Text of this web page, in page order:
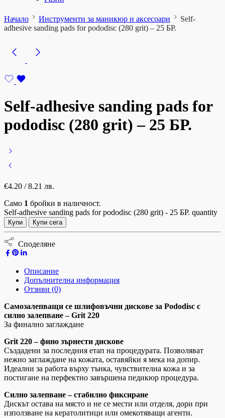
Начало Инструменти за маникюр и аксесоари
Self-
adhesive sanding pads for pododisc (280 grit) – 25 БР.
Self-adhesive sanding pads for
pododisc (280 grit) – 25 БР.
€4.20 / 8.21 лв.
Само 1 бройки в наличност.
Self-adhesive sanding pads for pododisc (280 grit) - 25 БР. quantity
Купи Купи сега
Споделяне
Описание
Допълнителна информация
Отзиви (0)
Самозалепващи се шлифовъчни дискове за Pododisc с
силно залепване – Grit 220
За финално заглаждане
Grit 220 – фино зърнести дискове
Създадени за последния етап на процедурата. Позволяват
нежно заглаждане на кожата, оставяйки я мека на допир.
Идеални за работа върху тънка, чувствителна кожа и за
постигане на перфектно завършена педикюр процедура.
Силно залепване – стабилно фиксиране
Дискът остава на място и не се мести или отделя, дори при
използване на кератолитици или омекотяващи агенти.